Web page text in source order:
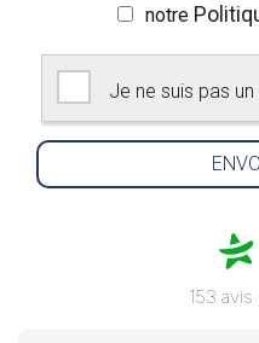
notre
Je ne suis pas
153